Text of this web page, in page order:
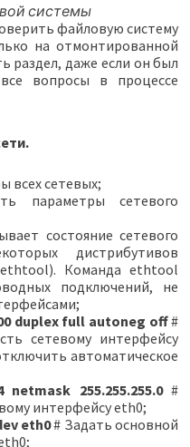
системы
файловую систему
на отмонтированной
раздел, даже если он был
вопросы в процессе
всех сетевых;
параметры сетевого
состояние сетевого
дистрибутивов
ethtool). Команда ethtool
подключений, не
duplex full autoneg off#
сетевому интерфейсу
автоматическое
255.255.255.0#
интерфейсу eth0;
eth0# Задать основной